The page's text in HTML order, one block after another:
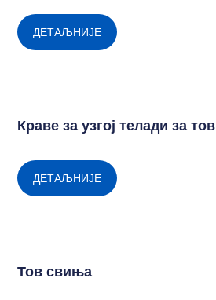
ДЕТАЉНИЈЕ
Краве за узгој телади за тов
ДЕТАЉНИЈЕ
Тов свиња